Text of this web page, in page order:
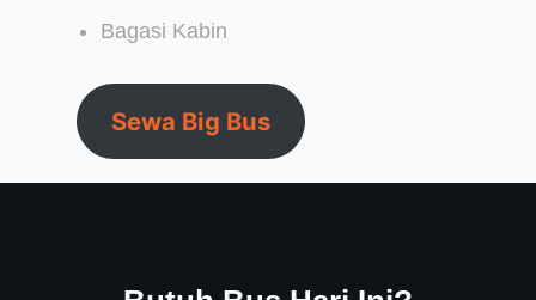
Bagasi Kabin
Sewa Big Bus